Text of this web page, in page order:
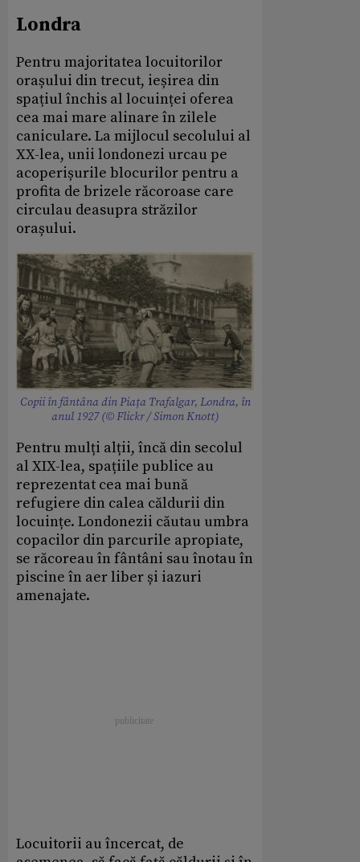
Londra
Pentru majoritatea locuitorilor
orașului din trecut, ieșirea din
spațiul închis al locuinței oferea
cea mai mare alinare în zilele
caniculare. La mijlocul secolului al
XX-lea, unii londonezi urcau pe
acoperișurile blocurilor pentru a
profita de brizele răcoroase care
circulau deasupra străzilor
orașului.
Copii în fântâna din Piața Trafalgar, Londra, în
anul 1927 (© Flickr / Simon Knott)
Pentru mulți alții, încă din secolul
al XIX-lea, spațiile publice au
reprezentat cea mai bună
refugiere din calea căldurii din
locuințe. Londonezii căutau umbra
copacilor din parcurile apropiate,
se răcoreau în fântâni sau înotau în
piscine în aer liber și iazuri
amenajate.
Locuitorii au încercat, de